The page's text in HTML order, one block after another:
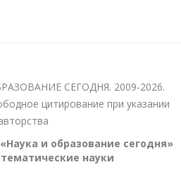
СЕГОДНЯ. 2009-2026.
цитирование при указании
и образование сегодня»
науки